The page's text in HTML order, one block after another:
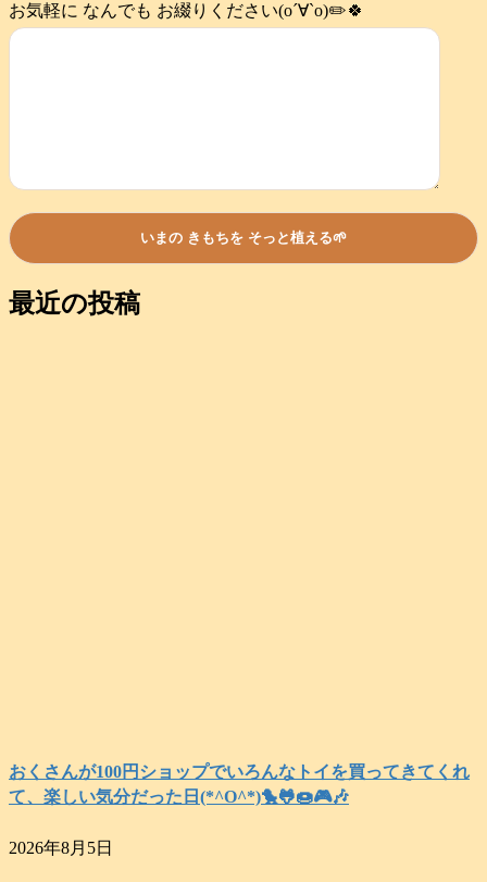
お気軽に なんでも お綴りください(о´∀`о)✏️🍀
最近の投稿
おくさんが100円ショップでいろんなトイを買ってきてくれ
て、楽しい気分だった日(*^O^*)🐤🐸🍩🎮️🎶
2026年8月5日